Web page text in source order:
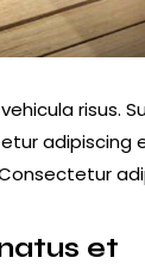
risus.
et